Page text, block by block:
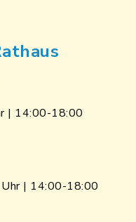
| 14:00-18:00
| 14:00-18:00